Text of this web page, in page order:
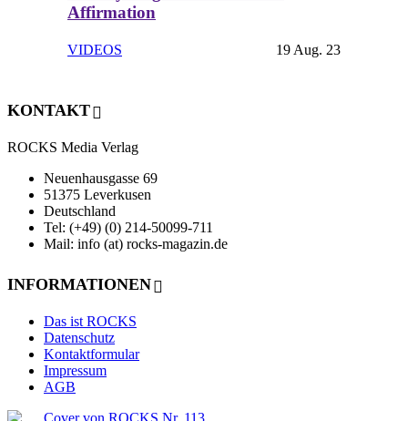
Affirmation
VIDEOS 19 Aug. 23
KONTAKT
ROCKS Media Verlag
Neuenhausgasse 69
51375 Leverkusen
Deutschland
Tel: (+49) (0) 214-50099-711
Mail: info (at) rocks-magazin.de
INFORMATIONEN
Das ist ROCKS
Datenschutz
Kontaktformular
Impressum
AGB